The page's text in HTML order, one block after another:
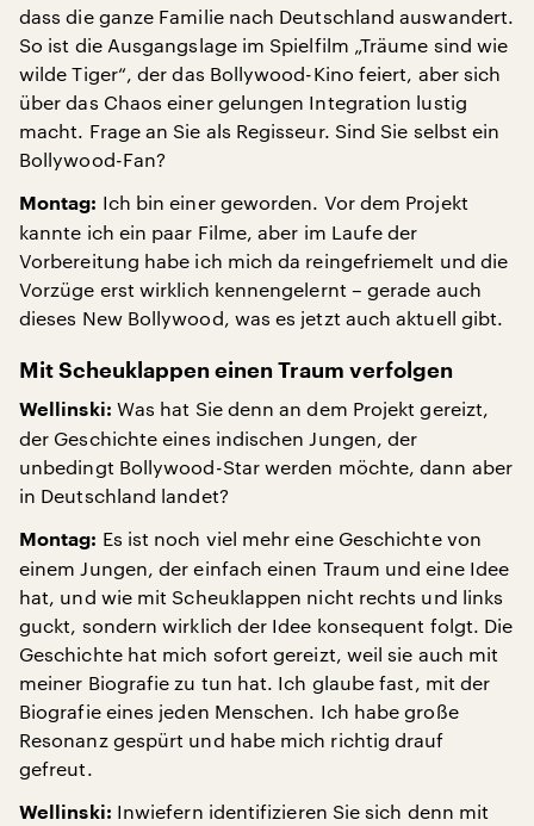
dass die ganze Familie nach Deutschland auswandert.
So ist die Ausgangslage im Spielfilm „Träume sind wie
wilde Tiger“, der das Bollywood-Kino feiert, aber sich
über das Chaos einer gelungen Integration lustig
macht. Frage an Sie als Regisseur. Sind Sie selbst ein
Bollywood-Fan?
Montag: Ich bin einer geworden. Vor dem Projekt
kannte ich ein paar Filme, aber im Laufe der
Vorbereitung habe ich mich da reingefriemelt und die
Vorzüge erst wirklich kennengelernt – gerade auch
dieses New Bollywood, was es jetzt auch aktuell gibt.
Mit Scheuklappen einen Traum verfolgen
Wellinski: Was hat Sie denn an dem Projekt gereizt,
der Geschichte eines indischen Jungen, der
unbedingt Bollywood-Star werden möchte, dann aber
in Deutschland landet?
Montag: Es ist noch viel mehr eine Geschichte von
einem Jungen, der einfach einen Traum und eine Idee
hat, und wie mit Scheuklappen nicht rechts und links
guckt, sondern wirklich der Idee konsequent folgt. Die
Geschichte hat mich sofort gereizt, weil sie auch mit
meiner Biografie zu tun hat. Ich glaube fast, mit der
Biografie eines jeden Menschen. Ich habe große
Resonanz gespürt und habe mich richtig drauf
gefreut.
Wellinski: Inwiefern identifizieren Sie sich denn mit